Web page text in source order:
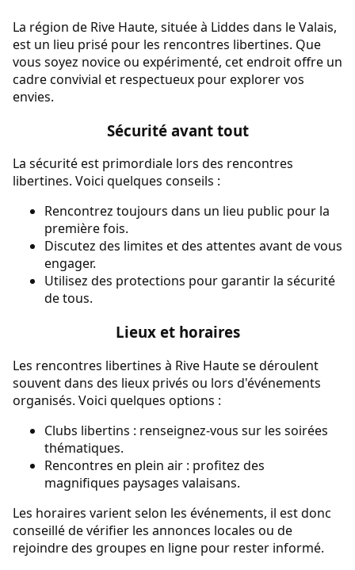
La région de Rive Haute, située à Liddes dans le Valais,
est un lieu prisé pour les rencontres libertines. Que
vous soyez novice ou expérimenté, cet endroit offre un
cadre convivial et respectueux pour explorer vos
envies.
Sécurité avant tout
La sécurité est primordiale lors des rencontres
libertines. Voici quelques conseils :
Rencontrez toujours dans un lieu public pour la
première fois.
Discutez des limites et des attentes avant de vous
engager.
Utilisez des protections pour garantir la sécurité
de tous.
Lieux et horaires
Les rencontres libertines à Rive Haute se déroulent
souvent dans des lieux privés ou lors d'événements
organisés. Voici quelques options :
Clubs libertins : renseignez-vous sur les soirées
thématiques.
Rencontres en plein air : profitez des
magnifiques paysages valaisans.
Les horaires varient selon les événements, il est donc
conseillé de vérifier les annonces locales ou de
rejoindre des groupes en ligne pour rester informé.